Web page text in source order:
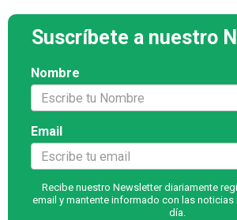
Suscríbete a nuestro
Nombre
Email
Recibe nuestro Newsletter diariamente
email y mantente informado con las noticias
día.